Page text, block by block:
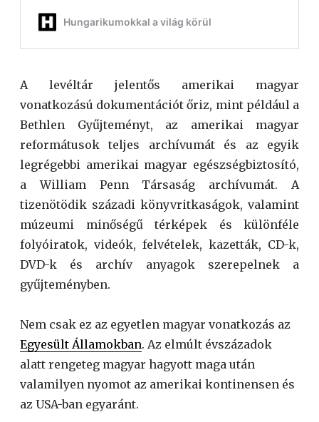
A levéltár jelentős amerikai magyar
vonatkozású dokumentációt őriz, mint például a
Bethlen Gyűjteményt, az amerikai magyar
reformátusok teljes archívumát és az egyik
legrégebbi amerikai magyar egészségbiztosító,
a William Penn Társaság archívumát. A
tizenötödik századi könyvritkaságok, valamint
múzeumi minőségű térképek és különféle
folyóiratok, videók, felvételek, kazetták, CD-k,
DVD-k és archív anyagok szerepelnek a
gyűjteményben.
Nem csak ez az egyetlen magyar vonatkozás az
Egyesült Államokban. Az elmúlt évszázadok
alatt rengeteg magyar hagyott maga után
valamilyen nyomot az amerikai kontinensen és
az USA-ban egyaránt.